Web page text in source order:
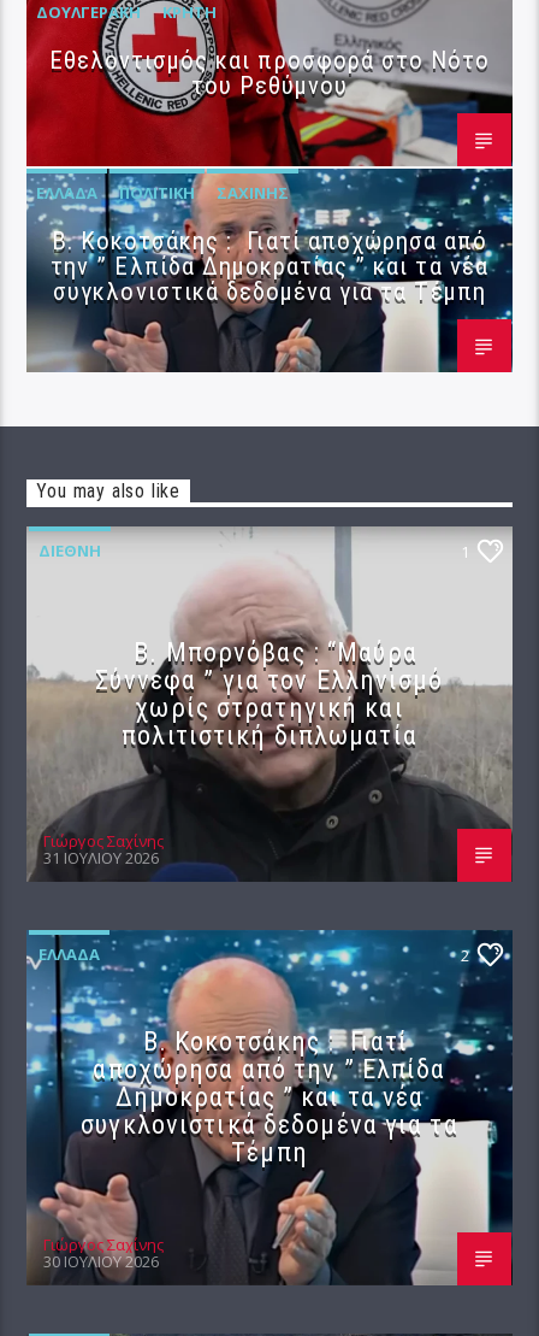
ΔΟΥΛΓΕΡΆΚΗ ΚΡΉΤΗ
Εθελοντισμός και προσφορά στο Νότο
του Ρεθύμνου
ΕΛΛΆΔΑ ΠΟΛΙΤΙΚΉ ΣΑΧΊΝΗΣ
Β. Κοκοτσάκης : Γιατί αποχώρησα από
την ” Ελπίδα Δημοκρατίας ” και τα νέα
συγκλονιστικά δεδομένα για τα Τέμπη
You may also like
ΔΙΕΘΝΉ 1
B. Μπορνόβας : “Μαύρα
Σύννεφα ” για τον Ελληνισμό
χωρίς στρατηγική και
πολιτιστική διπλωματία
Γιώργος Σαχίνης
31 ΙΟΥΛΊΟΥ 2026
ΕΛΛΆΔΑ 2
Β. Κοκοτσάκης : Γιατί
αποχώρησα από την ” Ελπίδα
Δημοκρατίας ” και τα νέα
συγκλονιστικά δεδομένα για τα
Τέμπη
Γιώργος Σαχίνης
30 ΙΟΥΛΊΟΥ 2026